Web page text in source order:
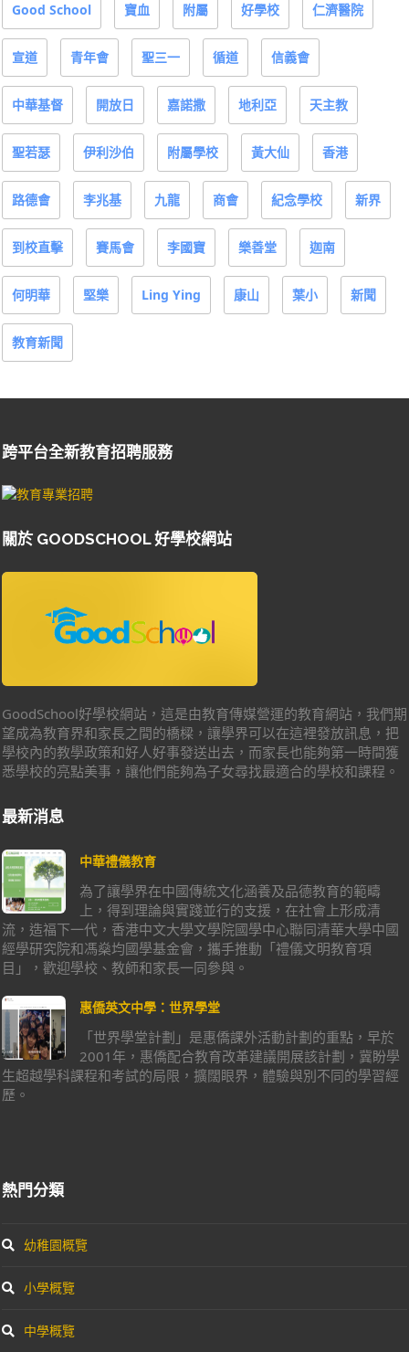
Good School 寶血 附屬 好學校 仁濟醫院
宣道 青年會 聖三一 循道 信義會
中華基督 開放日 嘉諾撒 地利亞 天主教
聖若瑟 伊利沙伯 附屬學校 黃大仙 香港
路德會 李兆基 九龍 商會 紀念學校 新界
到校直擊 賽馬會 李國寶 樂善堂 迦南
何明華 堅樂 Ling Ying 康山 葉小 新聞
教育新聞
跨平台全新教育招聘服務
關於 GOODSCHOOL 好學校網站
GoodSchool好學校網站，這是由教育傳媒營運的教育網站，我們期
望成為教育界和家長之間的橋樑，讓學界可以在這裡發放訊息，把
學校內的教學政策和好人好事發送出去，而家長也能夠第一時間獲
悉學校的亮點美事，讓他們能夠為子女尋找最適合的學校和課程。
最新消息
中華禮儀教育
為了讓學界在中國傳統文化涵養及品德教育的範疇
上，得到理論與實踐並行的支援，在社會上形成清
流，造福下一代，香港中文大學文學院國學中心聯同清華大學中國
經學研究院和馮燊均國學基金會，攜手推動「禮儀文明教育項
目」，歡迎學校、教師和家長一同參與。
惠僑英文中學：世界學堂
「世界學堂計劃」是惠僑課外活動計劃的重點，早於
2001年，惠僑配合教育改革建議開展該計劃，冀盼學
生超越學科課程和考試的局限，擴闊眼界，體驗與別不同的學習經
歷。
熱門分類
幼稚園概覽
小學概覽
中學概覽